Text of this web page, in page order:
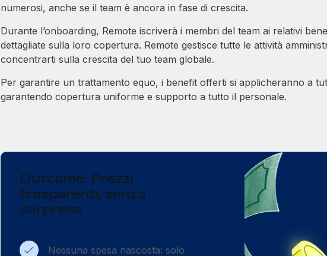
numerosi, anche se il team è ancora in fase di crescita.
Durante l’onboarding, Remote iscriverà i membri del team ai relativi
dettagliate sulla loro copertura. Remote gestisce tutte le attività
concentrarti sulla crescita del tuo team globale.
Per garantire un trattamento equo, i benefit offerti si applicheranno a
garantendo copertura uniforme e supporto a tutto il personale.
Outcome: Prezzi
trasparenti, senza
sorprese
Nessuna spesa nascosta: solo